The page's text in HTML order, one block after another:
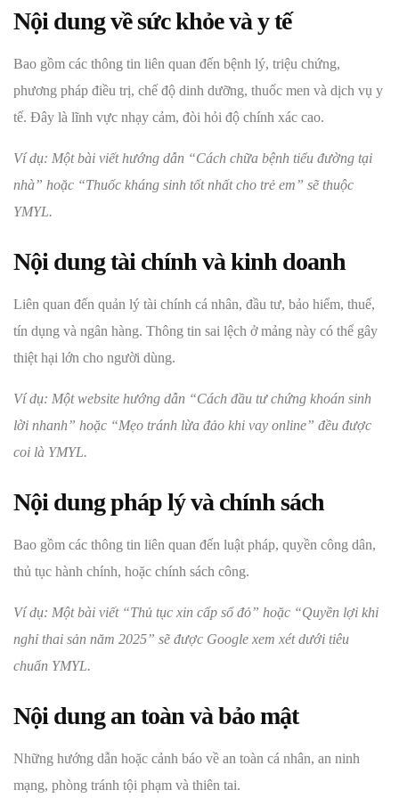
Nội dung về sức khỏe và y tế
Bao gồm các thông tin liên quan đến bệnh lý, triệu chứng,
phương pháp điều trị, chế độ dinh dưỡng, thuốc men và dịch vụ y
tế. Đây là lĩnh vực nhạy cảm, đòi hỏi độ chính xác cao.
Ví dụ: Một bài viết hướng dẫn “Cách chữa bệnh tiểu đường tại
nhà” hoặc “Thuốc kháng sinh tốt nhất cho trẻ em” sẽ thuộc
YMYL.
Nội dung tài chính và kinh doanh
Liên quan đến quản lý tài chính cá nhân, đầu tư, bảo hiểm, thuế,
tín dụng và ngân hàng. Thông tin sai lệch ở mảng này có thể gây
thiệt hại lớn cho người dùng.
Ví dụ: Một website hướng dẫn “Cách đầu tư chứng khoán sinh
lời nhanh” hoặc “Mẹo tránh lừa đảo khi vay online” đều được
coi là YMYL.
Nội dung pháp lý và chính sách
Bao gồm các thông tin liên quan đến luật pháp, quyền công dân,
thủ tục hành chính, hoặc chính sách công.
Ví dụ: Một bài viết “Thủ tục xin cấp sổ đỏ” hoặc “Quyền lợi khi
nghỉ thai sản năm 2025” sẽ được Google xem xét dưới tiêu
chuẩn YMYL.
Nội dung an toàn và bảo mật
Những hướng dẫn hoặc cảnh báo về an toàn cá nhân, an ninh
mạng, phòng tránh tội phạm và thiên tai.